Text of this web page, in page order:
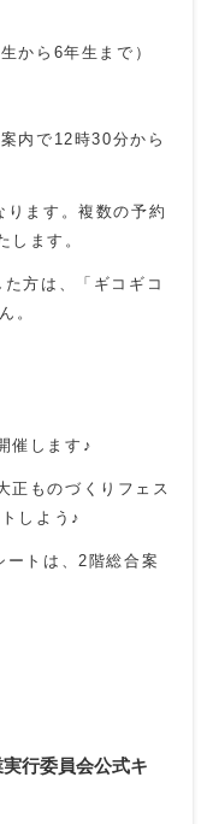
から6年生まで）
内で12時30分から
ます。複数の予約
します。
方は、「ギコギコ
。
催します♪
正ものづくりフェス
しよう♪
ートは、2階総合案
行委員会公式キ